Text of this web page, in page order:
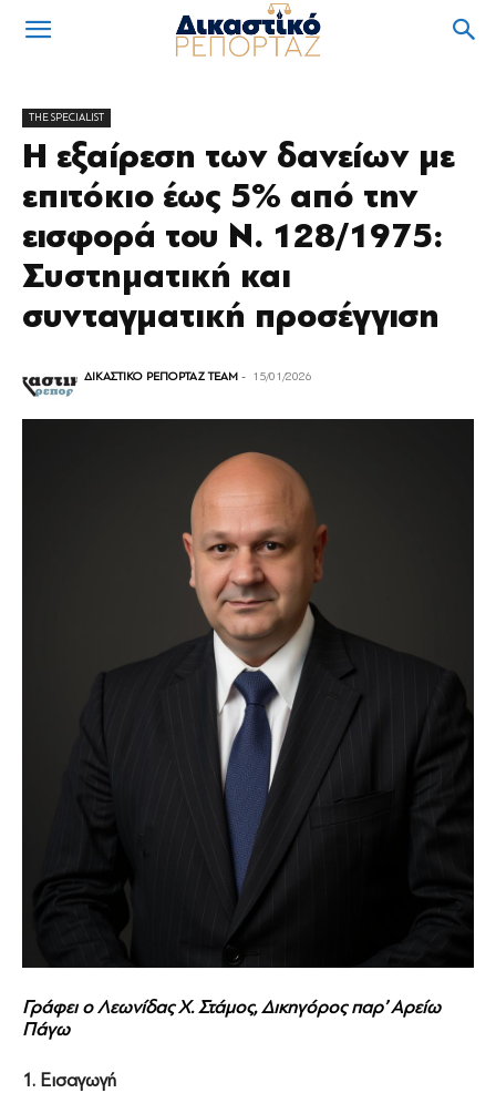
THE SPECIALIST
Η εξαίρεση των δανείων με
επιτόκιο έως 5% από την
εισφορά του Ν. 128/1975:
Συστηματική και
συνταγματική προσέγγιση
ΔΙΚΑΣΤΙΚΟ ΡΕΠΟΡΤΑΖ TEAM - 15/01/2026
Γράφει ο Λεωνίδας Χ. Στάμος, Δικηγόρος παρ’ Αρείω
Πάγω
1. Εισαγωγή